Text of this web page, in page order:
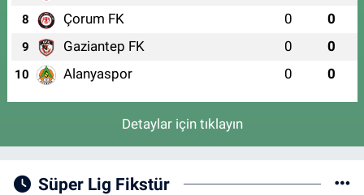
8 Çorum FK 0 0
9 Gaziantep FK 0 0
10 Alanyaspor 0 0
Detaylar için tıklayın
Süper Lig Fikstür